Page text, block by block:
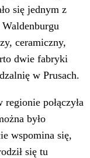
się jednym z
ceramiczny,
dwie fabryki
w Prusach.
połączyła
było
wspomina się,
się tu